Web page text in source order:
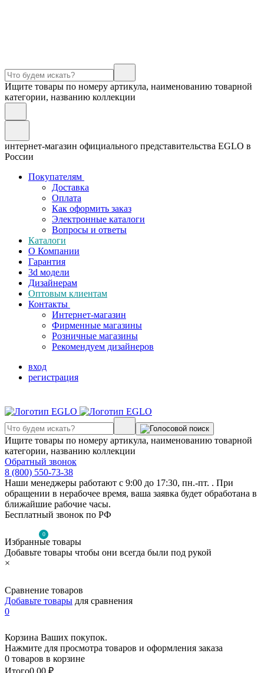
Ищите товары по номеру артикула, наименованию товарной
категории, названию коллекции
интернет-магазин официального представительства EGLO в
России
Покупателям
Доставка
Оплата
Как оформить заказ
Электронные каталоги
Вопросы и ответы
Каталоги
О Компании
Гарантия
3d модели
Дизайнерам
Оптовым клиентам
Контакты
Интернет-магазин
Фирменные магазины
Розничные магазины
Рекомендуем дизайнеров
вход
регистрация
Ищите товары по номеру артикула, наименованию товарной
категории, названию коллекции
Обратный звонок
8 (800) 550-73-38
Наши менеджеры работают с 9:00 до 17:30, пн.-пт. . При
обращении в нерабочее время, ваша заявка будет обработана в
ближайшие рабочие часы.
Бесплатный звонок по РФ
0
Избранные товары
Добавьте товары чтобы они всегда были под рукой
×
Сравнение товаров
Добавьте товары для сравнения
0
Корзина Ваших покупок.
Нажмите для просмотра товаров и оформления заказа
0 товаров в корзине
Итого0.00 ₽